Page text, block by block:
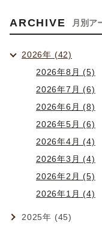
ARCHIVE 月別ア
2026年 (42)
2026年8月 (5)
2026年7月 (6)
2026年6月 (8)
2026年5月 (6)
2026年4月 (4)
2026年3月 (4)
2026年2月 (5)
2026年1月 (4)
2025年 (45)